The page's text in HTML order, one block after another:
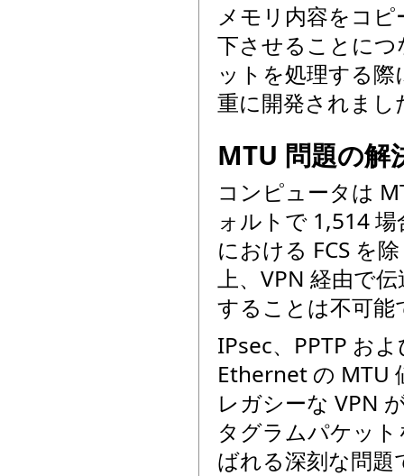
メモリ内容をコ
下させることに
ットを処理する
重に開発されまし
MTU 問題の解
コンピュータは
ォルトで 1,514
における FCS を
上、VPN 経由で
することは不可能
IPsec、PPTP お
Ethernet の MTU
レガシーな VPN
タグラムパケッ
ばれる深刻な問題